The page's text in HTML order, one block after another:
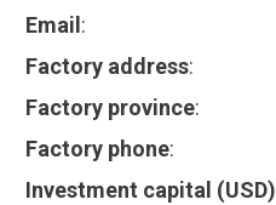
Email :
Factory address:
Factory province:
Factory phone:
Investment capital (USD)